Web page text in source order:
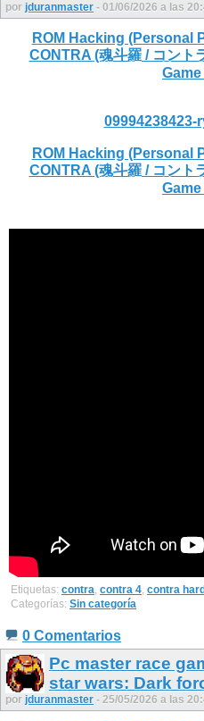
por jduranmaster - 01/06/2026 a las
ROM Hacking (Personal
CONTRA (魂斗羅 / コン
ROM Hacking (Personal
CONTRA (魂斗羅 / コン
Etiquetas: contra, contra 4, contra
Categorías: Sin categoría
0 Comentarios
Pc master race
star wars: Dark
por jduranmaster - 25/05/2026 a las